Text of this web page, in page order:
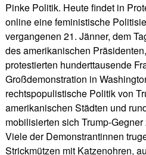
Pinke Politik. Heute findet in
online eine feministische
vergangenen 21. Jänner, dem
des amerikanischen
protestierten hunderttausende
Großdemonstration in
rechtspopulistische Politik von
amerikanischen Städten und
mobilisierten sich Trump-
Viele der Demonstrantinnen
Strickmützen mit Katzenohren,